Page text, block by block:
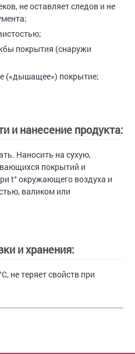
не оставляет следов и не
покрытия (снаружи
(«дышащее») покрытие;
и нанесение продукта:
Наносить на сухую,
покрытий и
t° окружающего воздуха и
валиком или
и хранения:
не теряет свойств при